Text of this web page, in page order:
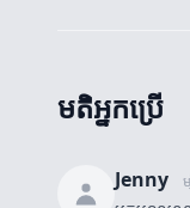
មតិអ្នកប្រើ
Jenny